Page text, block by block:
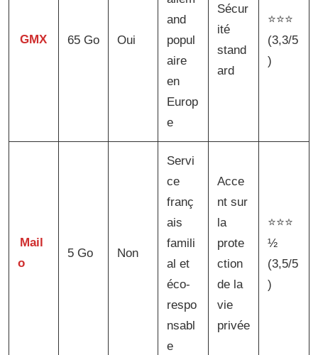
GMX 65 Go Oui
and
popul
aire
en
Europ
e
Sécur
ité
stand
ard
⭐⭐⭐
(3,3/5
)
Mail
o
5 Go Non
Servi
ce
franç
ais
famili
al et
éco-
respo
nsabl
e
Acce
nt sur
la
prote
ction
de la
vie
privée
⭐⭐⭐
½
(3,5/5
)